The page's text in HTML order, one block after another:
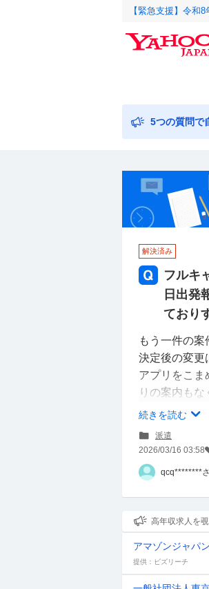
【緊急支援】令和
5つの質問で
解決済み
フルキ
日出発
ており
もう一件の案
決定後の変更
アプリをこ
りの案内もな
支店に連絡し
今日も一応お
もし同じよ
続きを読む
派遣
2026/03/16 03:58
qcq********
高年収求人を
アマゾンジャパ
提供：ビズリーチ